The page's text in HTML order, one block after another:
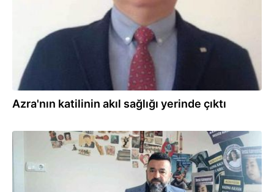
Azra'nın katilinin akıl sağlığı yerinde çıktı
22.04.2022